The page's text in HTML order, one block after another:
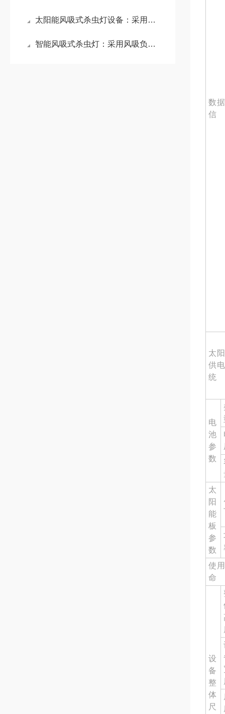
太阳能风吸式杀虫灯设备：采用防水设计，即使雨天也可照常工作的新型杀虫灯
智能风吸式杀虫灯：采用风吸负压式杀虫，不受虫体大小影响的环保杀虫设备
数
信
太
供
统
电
池
参
数
太
阳
能
板
参
数
使
命
设
备
整
体
尺